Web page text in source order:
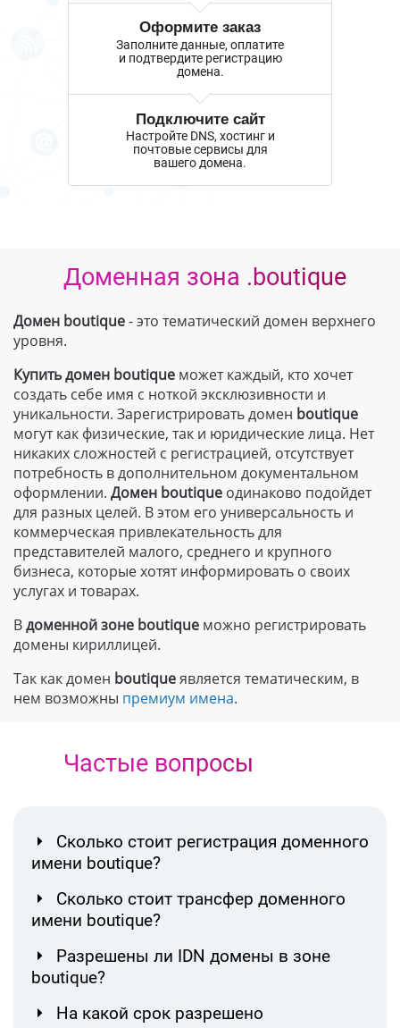
Оформите заказ
Заполните данные, оплатите
и подтвердите регистрацию
домена.
Подключите сайт
Настройте DNS, хостинг и
почтовые сервисы для
вашего домена.
Доменная зона .boutique
Домен boutique- это тематический домен верхнего
уровня.
Купить домен boutique может каждый, кто хочет
создать себе имя с ноткой эксклюзивности и
уникальности. Зарегистрировать домен boutique
могут как физические, так и юридические лица. Нет
никаких сложностей с регистрацией, отсутствует
потребность в дополнительном документальном
оформлении. Домен boutique одинаково подойдет
для разных целей. В этом его универсальность и
коммерческая привлекательность для
представителей малого, среднего и крупного
бизнеса, которые хотят информировать о своих
услугах и товарах.
Вдоменной зоне boutique можно регистрировать
домены кириллицей.
Так как домен boutiqueявляется тематическим, в
нем возможны премиум имена.
Частые вопросы
Сколько стоит регистрация доменного
имени boutique?
Сколько стоит трансфер доменного
имени boutique?
Разрешены ли IDN домены в зоне
boutique?
На какой срок разрешено